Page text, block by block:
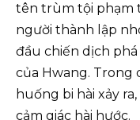
tên trùm tội phạm
người thành lập
đầu chiến dịch
của Hwang. Trong
huống bi hài xảy
cảm giác hài hước.